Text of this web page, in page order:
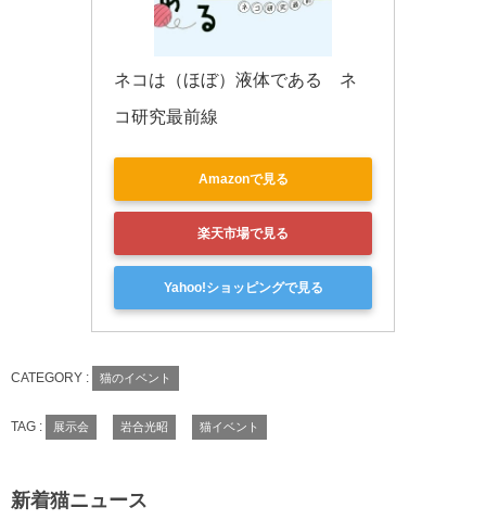
ネコは（ほぼ）液体である　ネ
コ研究最前線
Amazonで見る
楽天市場で見る
Yahoo!ショッピングで見る
CATEGORY : 猫のイベント
TAG : 展示会 岩合光昭 猫イベント
新着猫ニュース